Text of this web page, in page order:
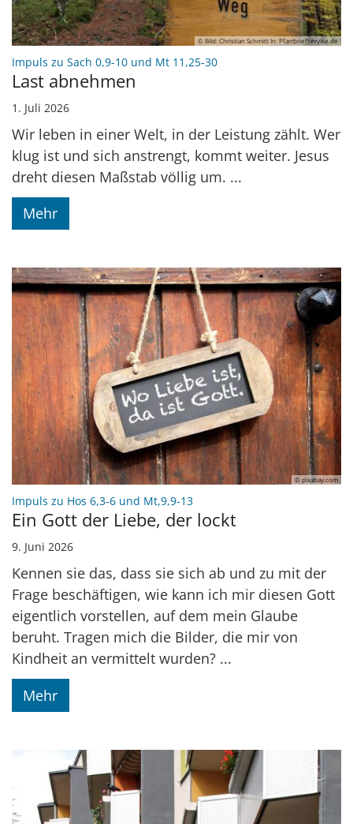
© Bild: Christian Schmitt In: Pfarrbriefservice.de
Impuls zu Sach 0,9-10 und Mt 11,25-30:
Last abnehmen
1. Juli 2026
Wir leben in einer Welt, in der Leistung zählt. Wer
klug ist und sich anstrengt, kommt weiter. Jesus
dreht diesen Maßstab völlig um. ...
Mehr
© pixabay.com
Impuls zu Hos 6,3-6 und Mt,9,9-13:
Ein Gott der Liebe, der lockt
9. Juni 2026
Kennen sie das, dass sie sich ab und zu mit der
Frage beschäftigen, wie kann ich mir diesen Gott
eigentlich vorstellen, auf dem mein Glaube
beruht. Tragen mich die Bilder, die mir von
Kindheit an vermittelt wurden? ...
Mehr